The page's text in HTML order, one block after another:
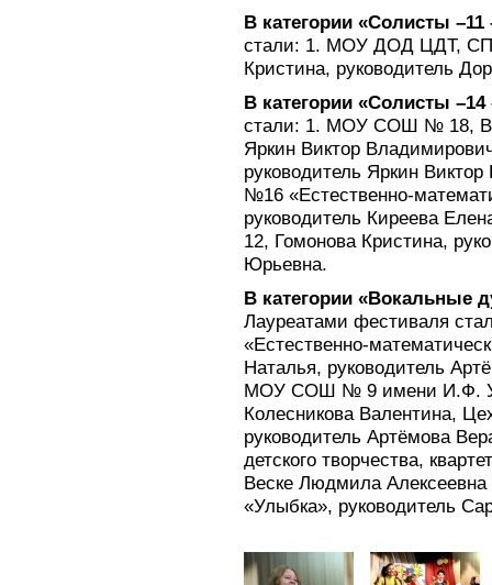
В категории «Солисты –11
стали: 1. МОУ ДОД ЦДТ, СП
Кристина, руководитель
В категории «Солисты –14
стали: 1. МОУ СОШ № 18,
Яркин Виктор
руководитель Яркин
№16 «Естественно-
руководитель Киреева
12, Гомонова Кристина,
Юрьевна.
В категории «Вокальные
Лауреатами фестиваля
«Естественно-
Наталья, руководитель
МОУ СОШ № 9 имени И.Ф.
Колесникова Валентина,
руководитель Артёмова
детского творчества,
Веске Людмила
«Улыбка», руководитель